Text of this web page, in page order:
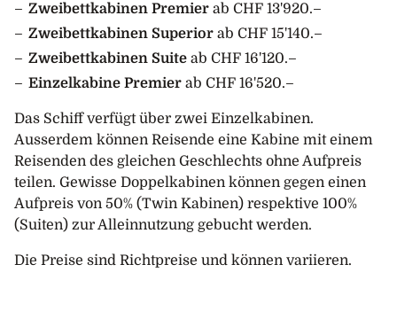
wurde in den frühen 1840er Jahren gegründet. Die
Abgeschiedenheit und die Witterungsbedingungen
machten das Leben schwer, aber der Fortschritt
erfolgte allmählich und wurde durch die äusserst
Weltkriegen unterbrochen.
Wer sich mehr für die aussergewöhnliche Tierwelt
der Inseln interessiert, muss nicht einmal die Stadt
verlassen, um sie zu erleben. Südliche
Riesensturmvögel fliegen oft in Küstennähe. Die
sich in grosser Zahl an den Küsten, während Kelp-
Zweibettkabinen Premier ab CHF 13'920.–
Zweibettkabinen Superior ab CHF 15'140.–
Zweibettkabinen Suite ab CHF 16'120.–
Einzelkabine Premier ab CHF 16'520.–
Das Schiff verfügt über zwei Einzelkabinen.
Ausserdem können Reisende eine Kabine mit einem
Reisenden des gleichen Geschlechts ohne Aufpreis
teilen. Gewisse Doppelkabinen können gegen einen
Aufpreis von 50% (Twin Kabinen) respektive 100%
(Suiten) zur Alleinnutzung gebucht werden.
Die Preise sind Richtpreise und können variieren.